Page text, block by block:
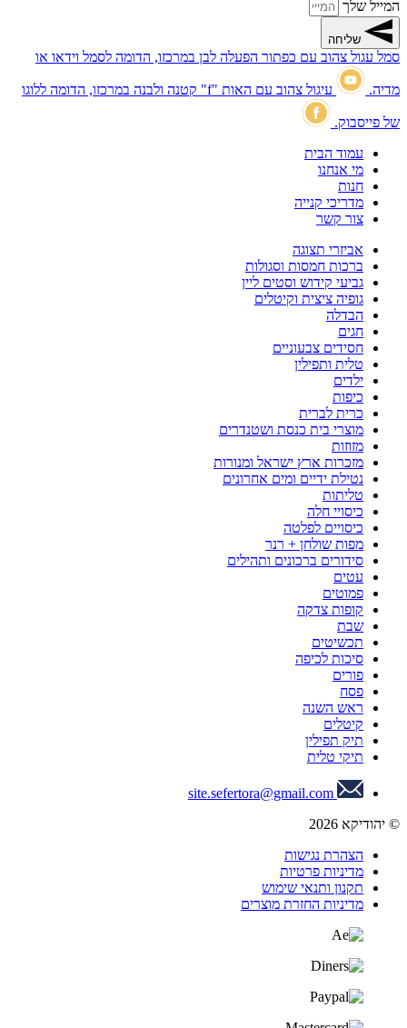
המייל שלך
שליחה
סמל עגול צהוב עם כפתור הפעלה לבן במרכזו, הדומה לסמל וידאו או
מדיה. עיגול צהוב עם האות "f" קטנה ולבנה במרכזו, הדומה ללוגו
של פייסבוק.
עמוד הבית
מי אנחנו
חנות
מדריכי קנייה
צור קשר
אביזרי תצוגה
ברכות חמסות וסגולות
גביעי קידוש וסטים ליין
גופיה ציצית וקיטלים
הבדלה
חגים
חסידים צבעוניים
טלית ותפילין
ילדים
כיפות
כרית לברית
מוצרי בית כנסת ושטנדרים
מזוזות
מזכרות ארץ ישראל ומנורות
נטילת ידיים ומים אחרונים
טליתות
כיסויי חלה
כיסויים לפלטה
מפות שולחן + רנר
סידורים ברכונים ותהילים
עטים
פמוטים
קופות צדקה
שבת
תכשיטים
סיכות לכיפה
פורים
פסח
ראש השנה
קיטלים
תיק תפילין
תיקי טלית
site.sefertora@gmail.com
© יהודיקא 2026
הצהרת נגישות
מדיניות פרטיות
תקנון ותנאי שימוש
מדיניות החזרת מוצרים